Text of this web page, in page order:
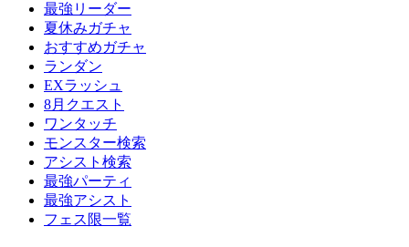
最強リーダー
夏休みガチャ
おすすめガチャ
ランダン
EXラッシュ
8月クエスト
ワンタッチ
モンスター検索
アシスト検索
最強パーティ
最強アシスト
フェス限一覧